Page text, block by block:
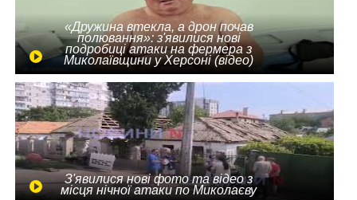
«Дружина втекла, а дрон почав
полювання»: з'явилися нові
подробиці атаки на фермера з
Миколаївщини у Херсоні (відео)
З'явилися нові фото та відео з
місця нічної атаки по Миколаєву